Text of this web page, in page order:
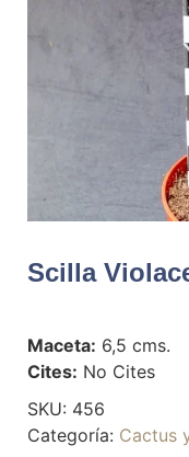
Scilla
Maceta: 6,5 cms.
Cites: No Cites
SKU: 456
Categoría: Cactus